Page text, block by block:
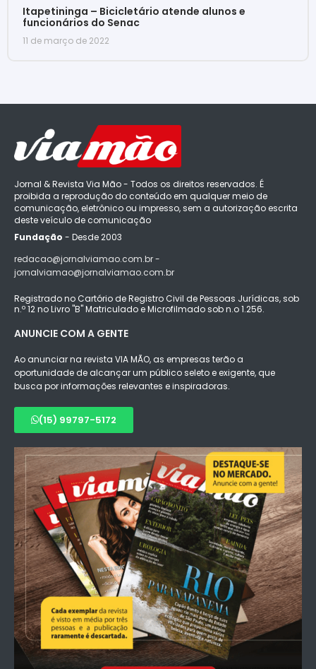
Itapetininga – Bicicletário atende alunos e
funcionários do Senac
11 de março de 2022
Jornal & Revista Via Mão - Todos os direitos reservados. É
proibida a reprodução do conteúdo em qualquer meio de
comunicação, eletrônico ou impresso, sem a autorização escrita
deste veículo de comunicação
Fundação - Desde 2003
redacao@jornalviamao.com.br -
jornalviamao@jornalviamao.com.br
Registrado no Cartório de Registro Civil de Pessoas Jurídicas, sob
n.º 12 no Livro "B" Matriculado e Microfilmado sob n.o 1.256.
ANUNCIE COM A GENTE
Ao anunciar na revista VIA MÃO, as empresas terão a
oportunidade de alcançar um público seleto e exigente, que
busca por informações relevantes e inspiradoras.
(15) 99797-5172